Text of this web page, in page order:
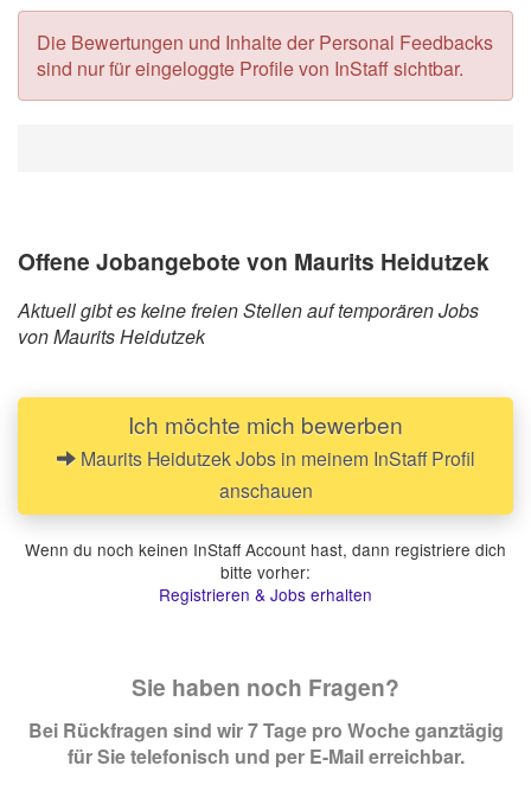
Die Bewertungen und Inhalte der Personal Feedbacks
sind nur für eingeloggte Profile von InStaff sichtbar.
Offene Jobangebote von Maurits Heidutzek
Aktuell gibt es keine freien Stellen auf temporären Jobs
von Maurits Heidutzek
Ich möchte mich bewerben
Maurits Heidutzek Jobs in meinem InStaff Profil
anschauen
Wenn du noch keinen InStaff Account hast, dann registriere dich
bitte vorher:
Registrieren & Jobs erhalten
Sie haben noch Fragen?
Bei Rückfragen sind wir 7 Tage pro Woche ganztägig
für Sie telefonisch und per E-Mail erreichbar.